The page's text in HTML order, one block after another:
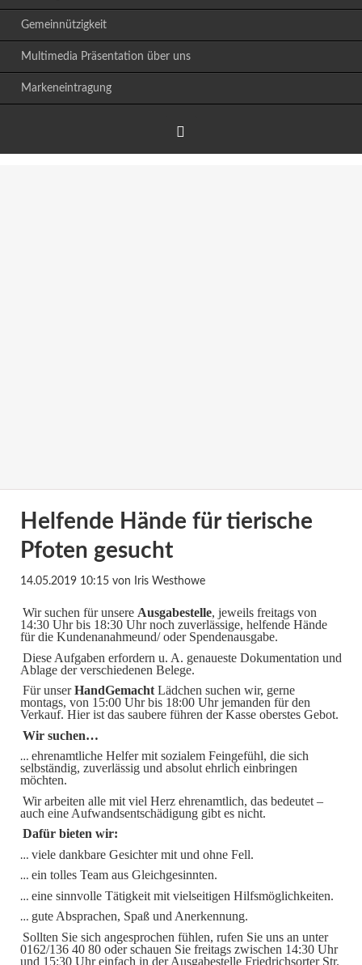
Gemeinnützigkeit
Multimedia Präsentation über uns
Markeneintragung
Helfende Hände für tierische
Pfoten gesucht
14.05.2019 10:15von Iris Westhowe
Wir suchen für unsere Ausgabestelle, jeweils freitags von
14:30 Uhr bis 18:30 Uhr noch zuverlässige, helfende Hände
für die Kundenanahmeund/ oder Spendenausgabe.
Diese Aufgaben erfordern u. A. genaueste Dokumentation und
Ablage der verschiedenen Belege.
Für unserHandGemachtLädchen suchen wir, gerne
montags, von 15:00 Uhr bis 18:00 Uhr jemanden für den
Verkauf. Hier ist das saubere führen der Kasse oberstes Gebot.
Wir suchen…
… ehrenamtliche Helfer mit sozialem Feingefühl, die sich
selbständig, zuverlässig und absolut ehrlich einbringen
möchten.
Wir arbeiten alle mit viel Herz ehrenamtlich, das bedeutet –
auch eine Aufwandsentschädigung gibt es nicht.
Dafür bieten wir:
… viele dankbare Gesichter mit und ohne Fell.
… ein tolles Team aus Gleichgesinnten.
… eine sinnvolle Tätigkeit mit vielseitigen Hilfsmöglichkeiten.
… gute Absprachen, Spaß und Anerkennung.
Sollten Sie sich angesprochen fühlen, rufen Sie uns an unter
0162/136 40 80 oder schauen Sie freitags zwischen 14:30 Uhr
und 15:30 Uhr einfach in der Ausgabestelle Friedrichsorter Str.